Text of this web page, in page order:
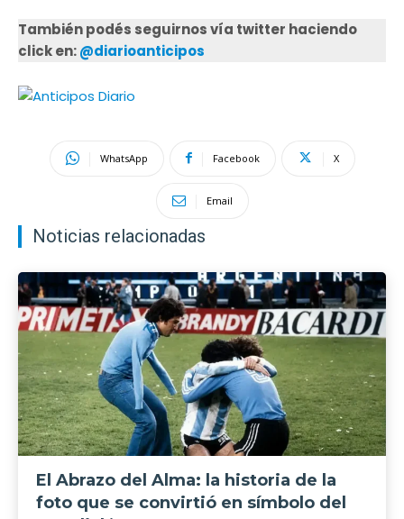
También podés seguirnos vía twitter haciendo
click en:@diarioanticipos
WhatsApp Facebook X
Email
Noticias relacionadas
El Abrazo del Alma: la historia de la
foto que se convirtió en símbolo del